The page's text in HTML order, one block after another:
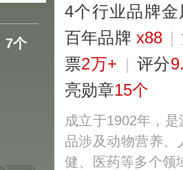
7个
4个行业品牌
百年品牌 x88 |
票2万+ | 评分
亮勋章15个
成立于1902年，
品涉及动物营养、
健、医药等多个领